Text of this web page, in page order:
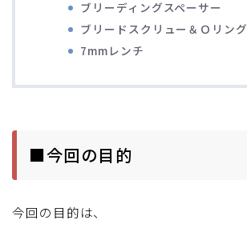
ブルべレポート2013
ブルべレポート2012
ブリーディングスペーサー
ブリードスクリュー＆Ｏリング
7mmレンチ
■今回の目的
今回の目的は、